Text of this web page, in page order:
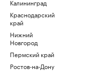
Калининград
Краснодарский
край
Нижний
Новгород
Пермский край
Ростов-на-Дону